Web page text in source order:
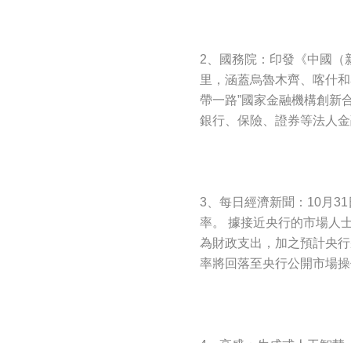
2、國務院：印發《中國（
里，涵蓋烏魯木齊、喀什
帶一路”國家金融機構創新
銀行、保險、證券等法人
3、每日經濟新聞：10月
率。 據接近央行的市場人
為財政支出，加之預計央
率將回落至央行公開市場